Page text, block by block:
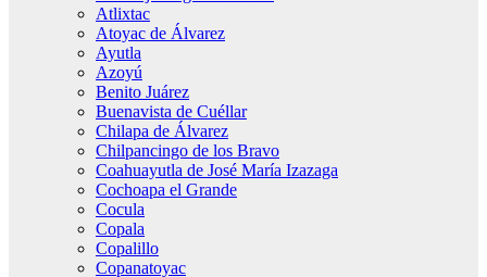
Atlixtac
Atoyac de Álvarez
Ayutla
Azoyú
Benito Juárez
Buenavista de Cuéllar
Chilapa de Álvarez
Chilpancingo de los Bravo
Coahuayutla de José María Izazaga
Cochoapa el Grande
Cocula
Copala
Copalillo
Copanatoyac